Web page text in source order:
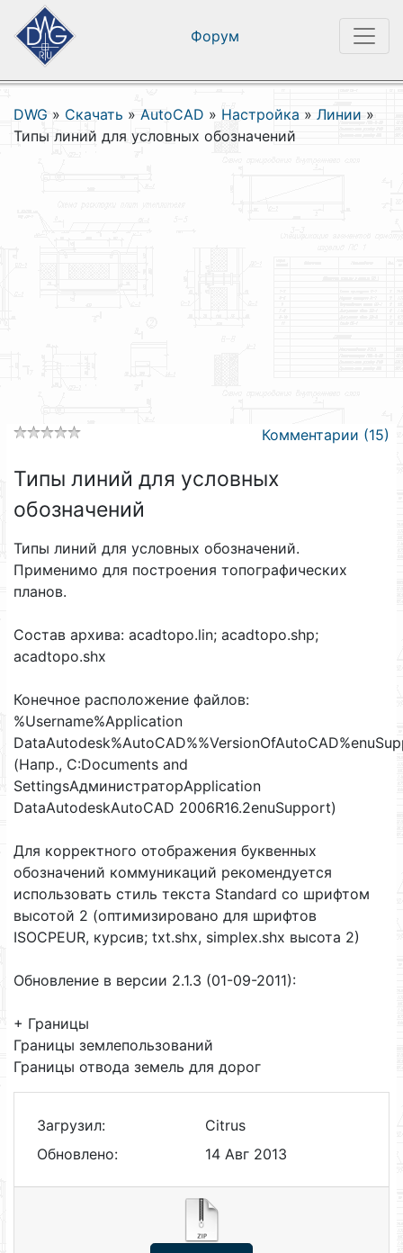
Форум
DWG » Скачать » AutoCAD » Настройка » Линии »
Типы линий для условных обозначений
Комментарии (15)
Типы линий для условных
обозначений
Типы линий для условных обозначений.
Применимо для построения топографических
планов.
Состав архива: acadtopo.lin; acadtopo.shp;
acadtopo.shx
Конечное расположение файлов:
%Username%Application
(Напр., C:Documents and
SettingsАдминистраторApplication
DataAutodeskAutoCAD 2006R16.2enuSupport)
Для корректного отображения буквенных
обозначений коммуникаций рекомендуется
использовать стиль текста Standard со шрифтом
высотой 2 (оптимизировано для шрифтов
ISOCPEUR, курсив; txt.shx, simplex.shx высота 2)
Обновление в версии 2.1.3 (01-09-2011):
+ Границы
Границы землепользований
Границы отвода земель для дорог
Загрузил:
Citrus
Обновлено:
14 Авг 2013